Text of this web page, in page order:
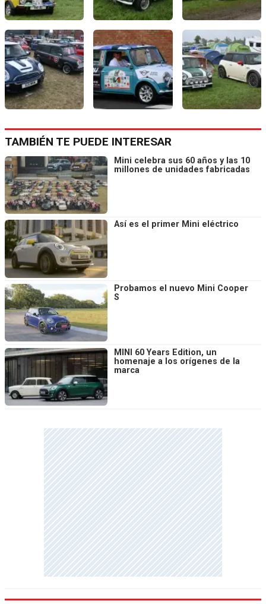
TAMBIÉN TE PUEDE INTERESAR
Mini celebra sus 60 años y las 10
millones de unidades fabricadas
Así es el primer Mini eléctrico
Probamos el nuevo Mini Cooper
S
MINI 60 Years Edition, un
homenaje a los orígenes de la
marca